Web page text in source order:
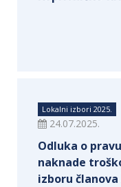
Lokalni izbori 2025.
24.07.2025.
Odluka o
naknade
izboru